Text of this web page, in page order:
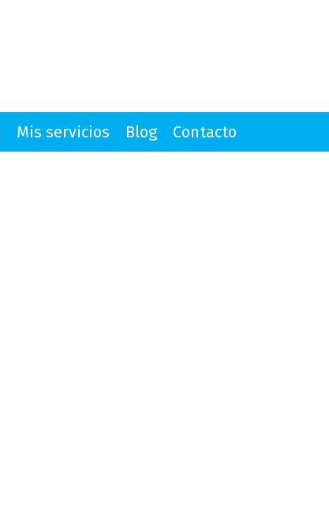
Mis servicios Blog Contacto